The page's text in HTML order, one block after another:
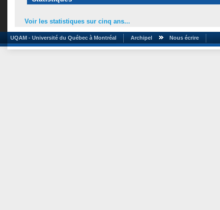
Voir les statistiques sur cinq ans...
UQAM - Université du Québec à Montréal Archipel Nous écrire